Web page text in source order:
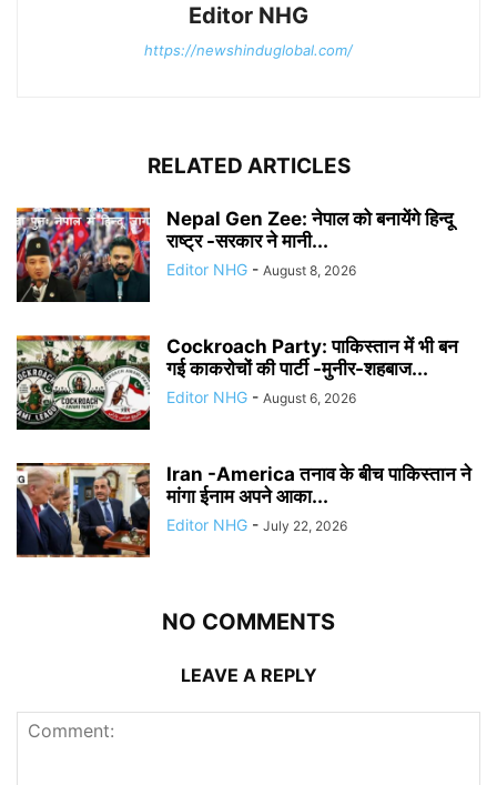
Editor NHG
https://newshinduglobal.com/
RELATED ARTICLES
Nepal Gen Zee: नेपाल को बनायेंगे हिन्दू
राष्ट्र -सरकार ने मानी...
Editor NHG - August 8, 2026
Cockroach Party: पाकिस्तान में भी बन
गई काकरोचों की पार्टी -मुनीर-शहबाज...
Editor NHG - August 6, 2026
Iran -America तनाव के बीच पाकिस्तान ने
मांगा ईनाम अपने आका...
Editor NHG - July 22, 2026
NO COMMENTS
LEAVE A REPLY